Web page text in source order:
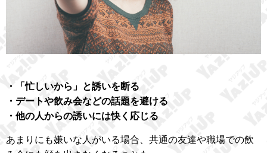
・「忙しいから」と誘いを断る
・デートや飲み会などの話題を避ける
・他の人からの誘いには快く応じる
あまりにも嫌いな人がいる場合、共通の友達や職場での飲